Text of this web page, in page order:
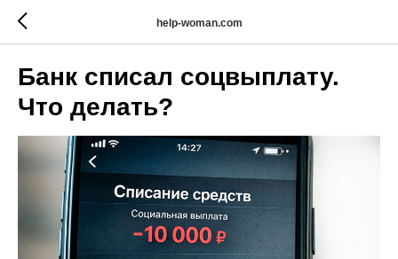
help-woman.com
Банк списал соцвыплату.
Что делать?